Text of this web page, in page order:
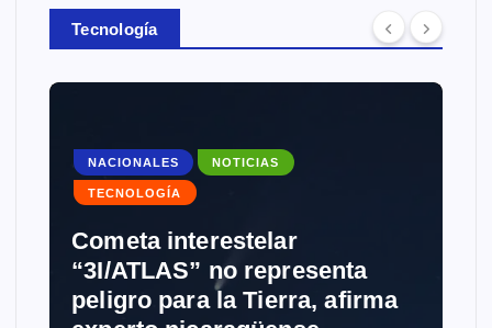
Tecnología
NACIONALES NOTICIAS
TECNOLOGÍA
Cometa interestelar
“3I/ATLAS” no representa
peligro para la Tierra, afirma